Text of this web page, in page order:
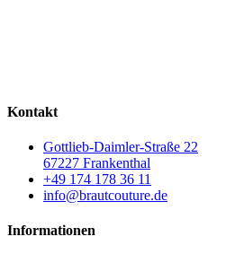
Kontakt
Gottlieb-Daimler-Straße 22
67227 Frankenthal
+49 174 178 36 11
info@brautcouture.de
Informationen